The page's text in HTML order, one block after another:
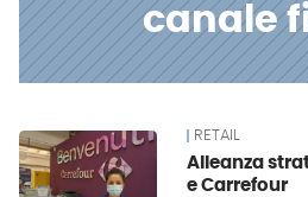
canale
News RETAIL
Alleanza
e Carrefour